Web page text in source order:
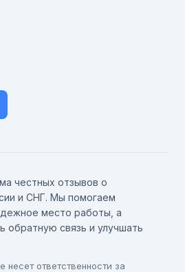
честных отзывов о
и СНГ. Мы помогаем
место работы, а
обратную связь и улучшать
несет ответственности за